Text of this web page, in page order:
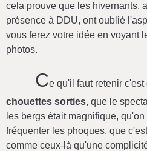
cela prouve que les hivernants,
présence à DDU, ont oublié
vous ferez votre idée en voyant
photos.
Ce qu'il faut retenir c'est
chouettes sorties, que le
les bergs était magnifique,
fréquenter les phoques, que
comme ceux-là qu'une